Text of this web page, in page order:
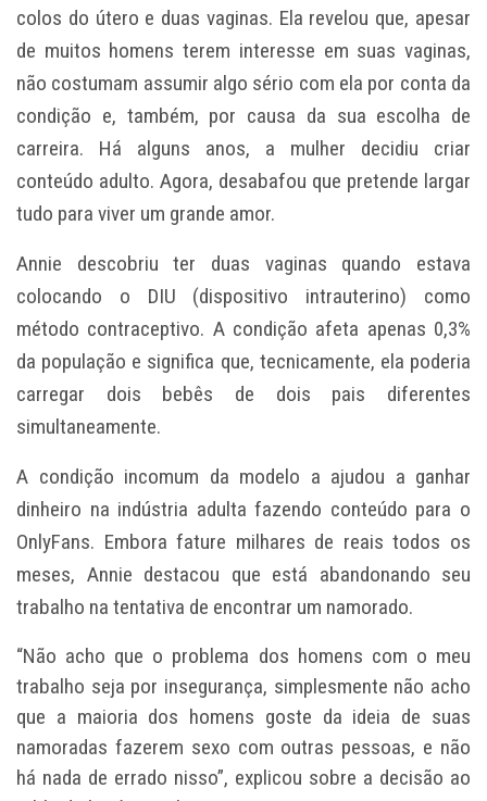
colos do útero e duas vaginas. Ela revelou que, apesar
de muitos homens terem interesse em suas vaginas,
não costumam assumir algo sério com ela por conta da
condição e, também, por causa da sua escolha de
carreira. Há alguns anos, a mulher decidiu criar
conteúdo adulto. Agora, desabafou que pretende largar
tudo para viver um grande amor.
Annie descobriu ter duas vaginas quando estava
colocando o DIU (dispositivo intrauterino) como
método contraceptivo. A condição afeta apenas 0,3%
da população e significa que, tecnicamente, ela poderia
carregar dois bebês de dois pais diferentes
simultaneamente.
A condição incomum da modelo a ajudou a ganhar
dinheiro na indústria adulta fazendo conteúdo para o
OnlyFans. Embora fature milhares de reais todos os
meses, Annie destacou que está abandonando seu
trabalho na tentativa de encontrar um namorado.
“Não acho que o problema dos homens com o meu
trabalho seja por insegurança, simplesmente não acho
que a maioria dos homens goste da ideia de suas
namoradas fazerem sexo com outras pessoas, e não
há nada de errado nisso”, explicou sobre a decisão ao